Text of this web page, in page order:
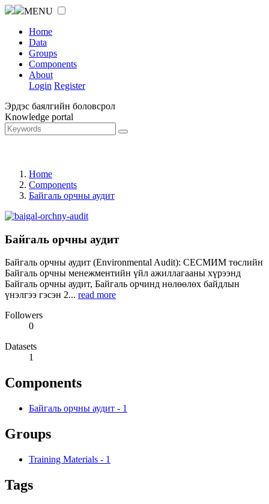
MENU
Home
Data
Groups
Components
About
Login Register
Эрдэс баялгийн боловсрол
Knowledge portal
Home
Components
Байгаль орчны аудит
Байгаль орчны аудит
Байгаль орчны аудит (Environmental Audit): СЕСМИМ төслийн
Байгаль орчны менежментийн үйл ажиллагааны хүрээнд
Байгаль орчны аудит, Байгаль орчинд нөлөөлөх байдлын
үнэлгээ гэсэн 2... read more
Followers
0
Datasets
1
Components
Байгаль орчны аудит - 1
Groups
Training Materials - 1
Tags